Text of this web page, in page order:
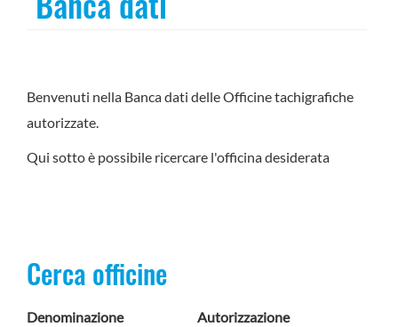
Benvenuti nella Banca dati delle Officine tachigrafiche
autorizzate.
Qui sotto è possibile ricercare l'officina desiderata
Cerca officine
Denominazione Autorizzazione